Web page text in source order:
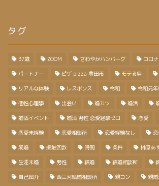
タグ
37歳 ZOOM さわやかハンバーグ コロナ
パートナー ピザ pizza 豊田市 モテる男
リアルな体験 レスポンス 令和 令和元
個性心理學 出会い 婚カツ 婚活
婚活イベント 婚活 男性 恋愛経験ゼロ 恋愛
恋愛未経験 恋愛相談所 恋愛経験なし
成婚 接触回数 時間 条件 榊原あ
生涯未婚 男性 結婚 結婚相談所
自己紹介 西三河結婚相談所 親コン 親